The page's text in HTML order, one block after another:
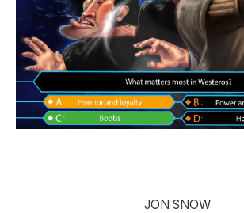
JON SNOW